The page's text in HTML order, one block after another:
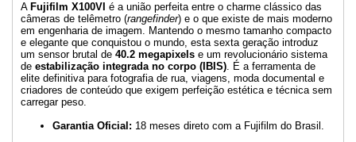
A Fujifilm X100VI é a união perfeita entre o charme clássico das
câmeras de telêmetro (rangefinder) e o que existe de mais moderno
em engenharia de imagem. Mantendo o mesmo tamanho compacto
e elegante que conquistou o mundo, esta sexta geração introduz
um sensor brutal de 40.2 megapixels e um revolucionário sistema
de estabilização integrada no corpo (IBIS). É a ferramenta de
elite definitiva para fotografia de rua, viagens, moda documental e
criadores de conteúdo que exigem perfeição estética e técnica sem
carregar peso.
Garantia Oficial: 18 meses direto com a Fujifilm do Brasil.